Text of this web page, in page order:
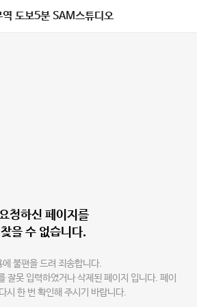
역 도보5분 SAM스튜디오
청하신 페이지를
찾을 수 없습니다.
에 불편을 드려 죄송합니다.
잘못 입력하였거나 삭제된 페이지 입니다. 페이
시 한 번 확인해 주시기 바랍니다.